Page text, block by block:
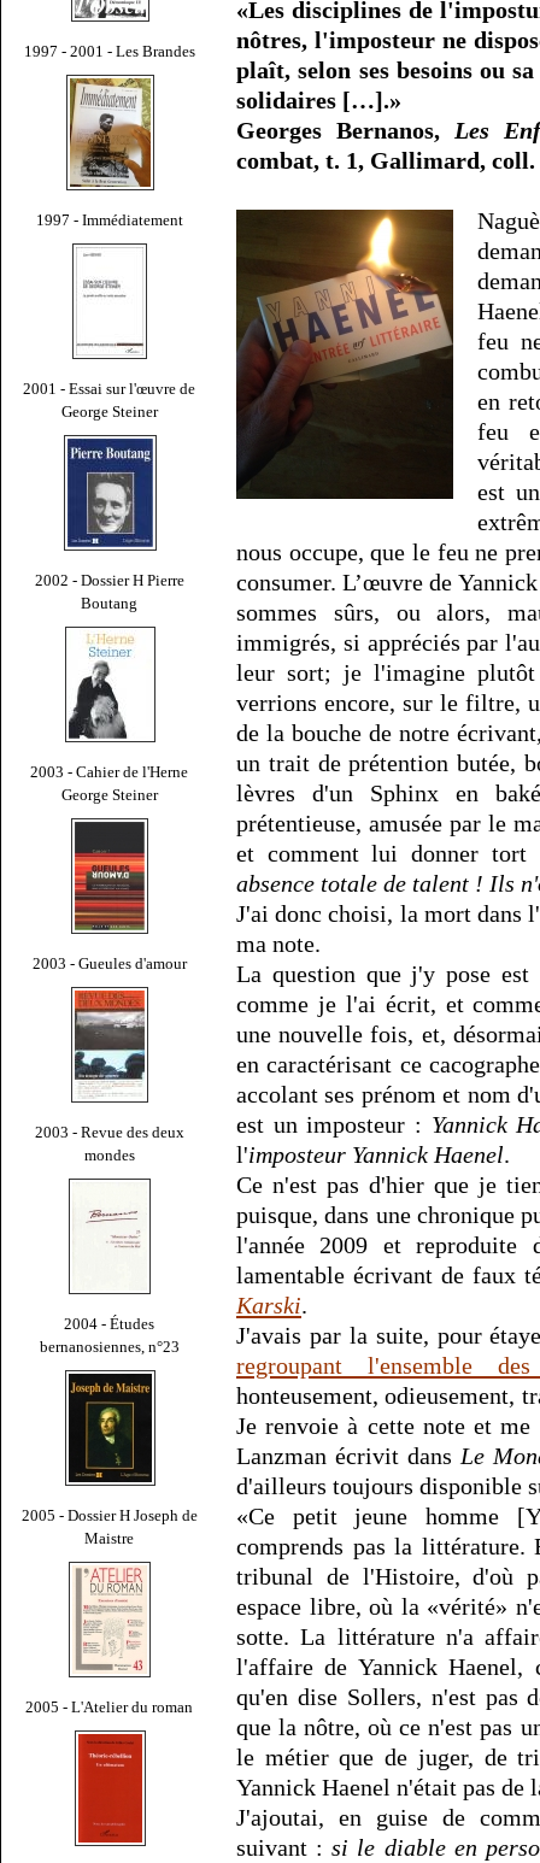
1997 - 2001 - Les Brandes
1997 - Immédiatement
2001 - Essai sur l'œuvre de
George Steiner
2002 - Dossier H Pierre
Boutang
2003 - Cahier de l'Herne
George Steiner
2003 - Gueules d'amour
2003 - Revue des deux
mondes
2004 - Études
bernanosiennes, n°23
2005 - Dossier H Joseph de
Maistre
2005 - L'Atelier du roman
«Les disciplines de
nôtres, l'imposteur ne
plaît, selon ses besoins ou
solidaires […].»
Georges Bernanos, Les
combat, t. 1, Gallimard, coll.
feu
en
feu
est
nous occupe, que le feu ne
consumer. L’œuvre de
sommes sûrs, ou alors,
immigrés, si appréciés par
leur sort; je l'imagine
verrions encore, sur le filtre,
de la bouche de notre
un trait de prétention butée,
lèvres d'un Sphinx en
prétentieuse, amusée par le
et comment lui donner
absence totale de talent ! Ils
J'ai donc choisi, la mort dans
ma note.
La question que j'y pose
comme je l'ai écrit, et
une nouvelle fois, et,
en caractérisant ce
accolant ses prénom et nom
est un imposteur : Yannick
l'imposteur Yannick Haenel.
Ce n'est pas d'hier que je
puisque, dans une chronique
l'année 2009 et reproduite
lamentable écrivant de faux
Karski.
J'avais par la suite, pour
regroupant l'ensemble
honteusement, odieusement,
Je renvoie à cette note et
Lanzman écrivit dans Le
d'ailleurs toujours disponible
«Ce petit jeune homme
comprends pas la
tribunal de l'Histoire, d'où
espace libre, où la «vérité»
sotte. La littérature n'a
l'affaire de Yannick Haenel,
qu'en dise Sollers, n'est pas
que la nôtre, où ce n'est pas
le métier que de juger, de
Yannick Haenel n'était pas de
J'ajoutai, en guise de
suivant :si le diable en